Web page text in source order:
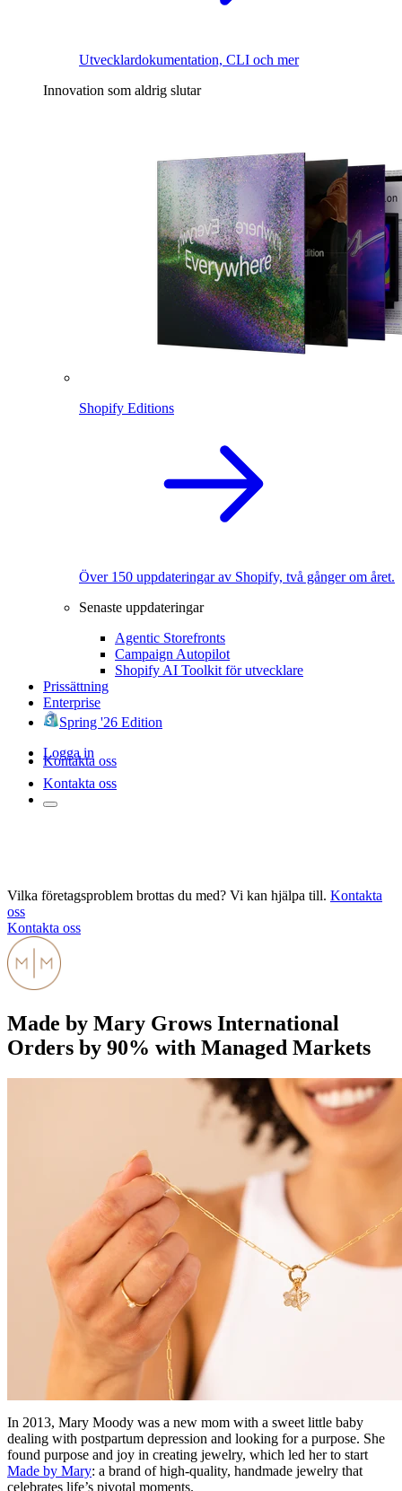
Utvecklardokumentation, CLI och mer
Innovation som aldrig slutar
Shopify Editions
Över 150 uppdateringar av Shopify, två gånger om året.
Senaste uppdateringar
Agentic Storefronts
Campaign Autopilot
Shopify AI Toolkit för utvecklare
Prissättning
Enterprise
Spring '26 Edition
Logga in
Kontakta oss
Kontakta oss
Vilka företagsproblem brottas du med? Vi kan hjälpa till. Kontakta
oss
Kontakta oss
Made by Mary Grows International
Orders by 90% with Managed Markets
In 2013, Mary Moody was a new mom with a sweet little baby
dealing with postpartum depression and looking for a purpose. She
found purpose and joy in creating jewelry, which led her to start
Made by Mary: a brand of high-quality, handmade jewelry that
celebrates life’s pivotal moments.